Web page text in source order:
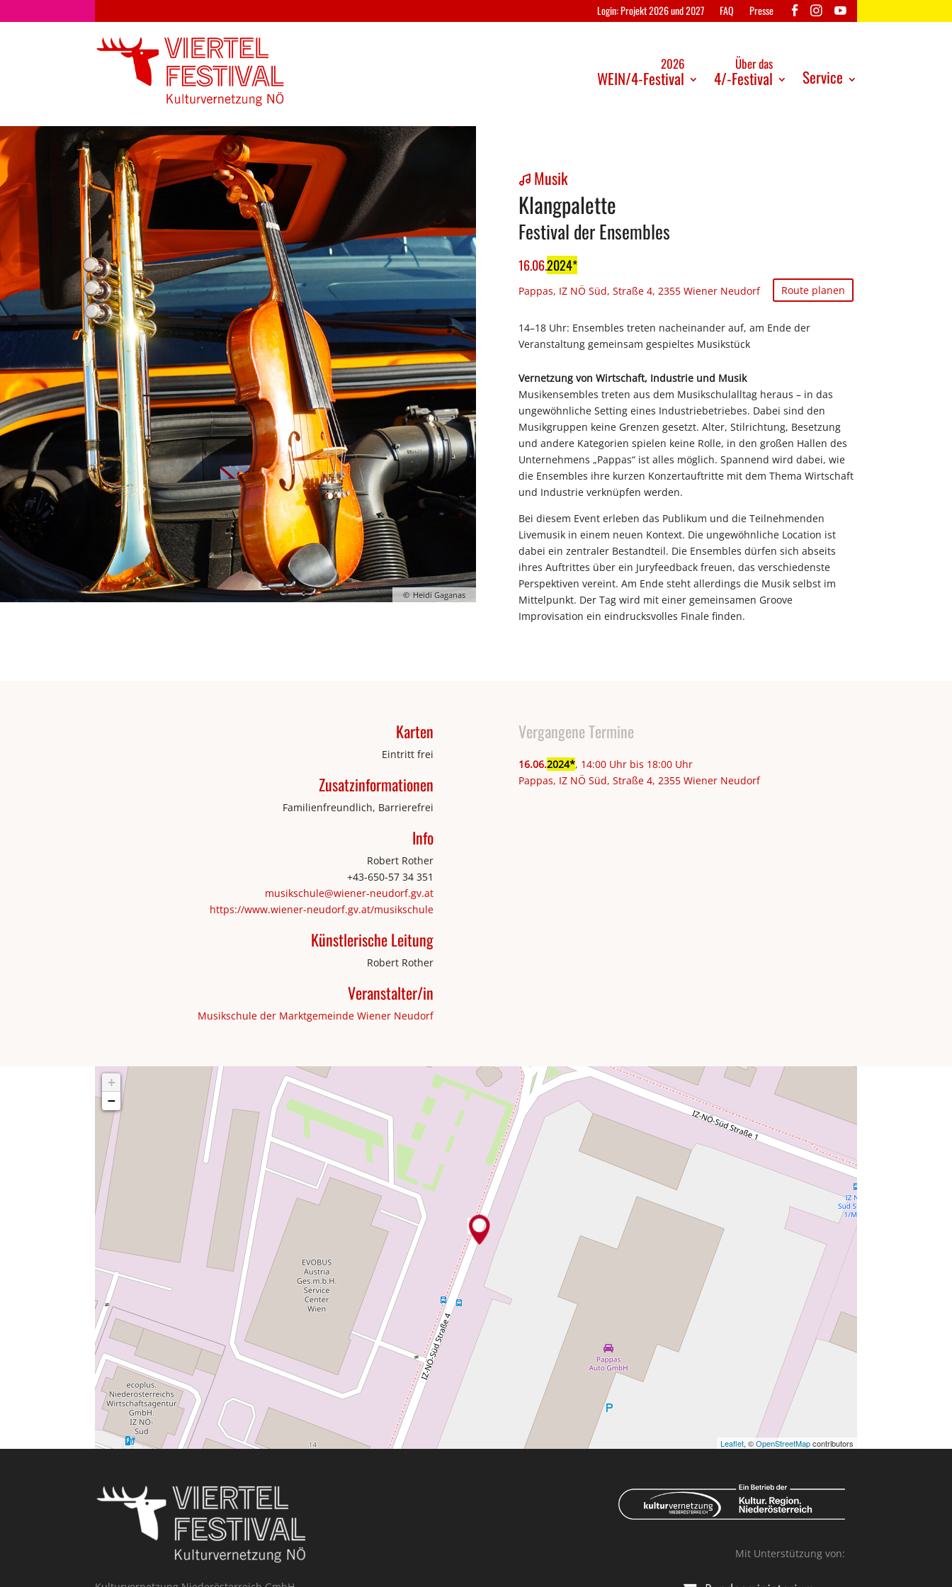
Login: Projekt 2026 und 2027 FAQ Presse
2026
WEIN/4-Festival
Über das
4/-Festival Service
Heidi Gaganas
Musik
Klangpalette
Festival der Ensembles
16.06.2024
Pappas, IZ NÖ Süd, Straße 4, 2355 Wiener Neudorf Route planen
14–18 Uhr: Ensembles treten nacheinander auf, am Ende der
Veranstaltung gemeinsam gespieltes Musikstück
Vernetzung von Wirtschaft, Industrie und Musik
Musikensembles treten aus dem Musikschulalltag heraus – in das
ungewöhnliche Setting eines Industriebetriebes. Dabei sind den
Musikgruppen keine Grenzen gesetzt. Alter, Stilrichtung, Besetzung
und andere Kategorien spielen keine Rolle, in den großen Hallen des
Unternehmens „Pappas“ ist alles möglich. Spannend wird dabei, wie
die Ensembles ihre kurzen Konzertauftritte mit dem Thema Wirtschaft
und Industrie verknüpfen werden.
Bei diesem Event erleben das Publikum und die Teilnehmenden
Livemusik in einem neuen Kontext. Die ungewöhnliche Location ist
dabei ein zentraler Bestandteil. Die Ensembles dürfen sich abseits
ihres Auftrittes über ein Juryfeedback freuen, das verschiedenste
Perspektiven vereint. Am Ende steht allerdings die Musik selbst im
Mittelpunkt. Der Tag wird mit einer gemeinsamen Groove
Improvisation ein eindrucksvolles Finale finden.
Karten
Eintritt frei
Zusatzinformationen
Familienfreundlich, Barrierefrei
Info
Robert Rother
+43-650-57 34 351
musikschule@wiener-neudorf.gv.at
https://www.wiener-neudorf.gv.at/musikschule
Künstlerische Leitung
Robert Rother
Veranstalter/in
Musikschule der Marktgemeinde Wiener Neudorf
Vergangene Termine
16.06.2024 , 14:00 Uhr bis 18:00 Uhr
Pappas, IZ NÖ Süd, Straße 4, 2355 Wiener Neudorf
+
−
Leaflet, ©OpenStreetMapcontributors
Mit Unterstützung von: